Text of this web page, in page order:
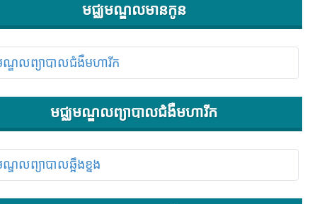
មជ្ឈមណ្ឌលមានកូន
មជ្ឈមណ្ឌលព្យាបាលជំងឺមហារីក